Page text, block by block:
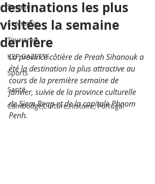
Société
Economie
Tourisme
KEP GAZETTE
Sports
Santé
Cambodge,Culture,Histoire, Portugal
destinations les plus
visitées la semaine
dernière
La province côtière de Preah Sihanouk a
été la destination la plus attractive au
cours de la première semaine de
janvier, suivie de la province culturelle
de Siem Reap et de la capitale Phnom
Penh.